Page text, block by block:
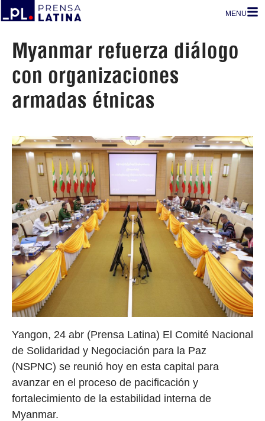
MENU
Myanmar refuerza diálogo
con organizaciones
armadas étnicas
Yangon, 24 abr (Prensa Latina) El Comité Nacional
de Solidaridad y Negociación para la Paz
(NSPNC) se reunió hoy en esta capital para
avanzar en el proceso de pacificación y
fortalecimiento de la estabilidad interna de
Myanmar.